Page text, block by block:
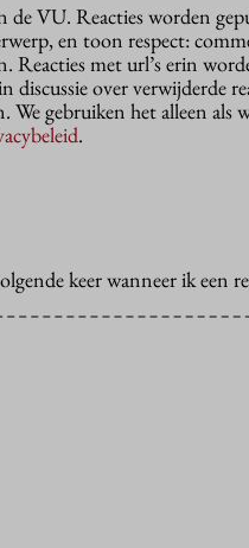
de VU. Reacties worden
en toon respect:
Reacties met url’s erin
over verwijderde
gebruiken het alleen als
.
keer wanneer ik een